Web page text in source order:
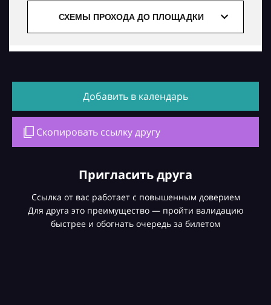
СХЕМЫ ПРОХОДА ДО ПЛОЩАДКИ
Добавить в календарь
Скопировать ссылку другу
Пригласить друга
Ссылка от вас работает с повышенным доверием
Для друга это преимущество — пройти валидацию
быстрее и обогнать очередь за билетом